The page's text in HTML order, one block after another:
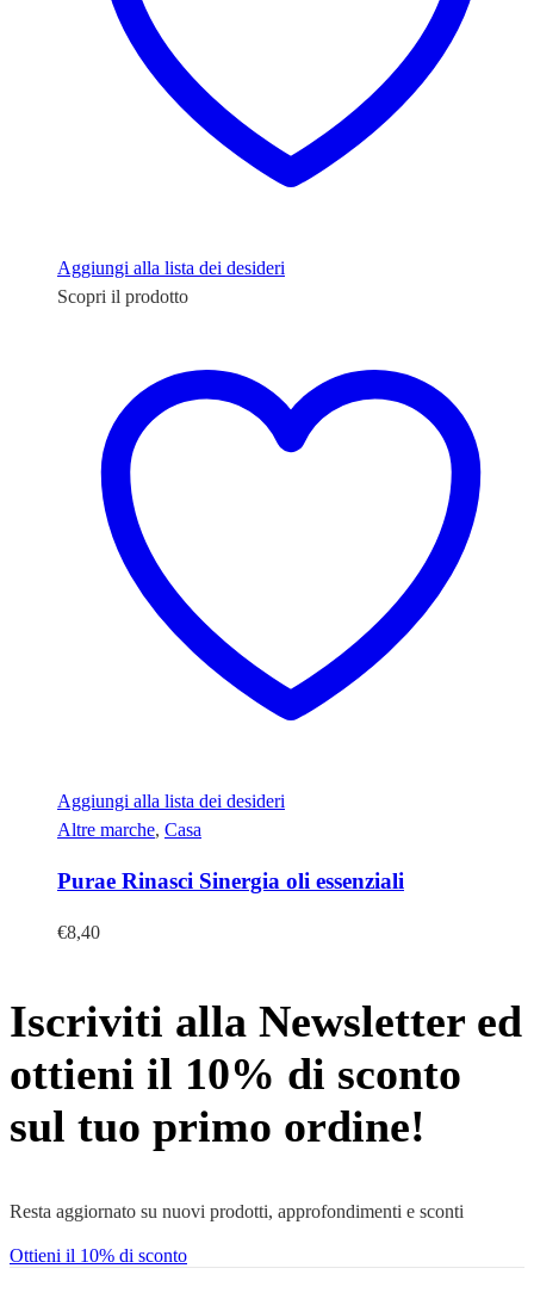
Aggiungi alla lista dei desideri
Scopri il prodotto
Aggiungi alla lista dei desideri
Altre marche, Casa
Purae Rinasci Sinergia oli essenziali
€8,40
Iscriviti alla Newsletter ed
ottieni il 10% di sconto
sul tuo primo ordine!
Resta aggiornato su nuovi prodotti, approfondimenti e sconti
Ottieni il 10% di sconto